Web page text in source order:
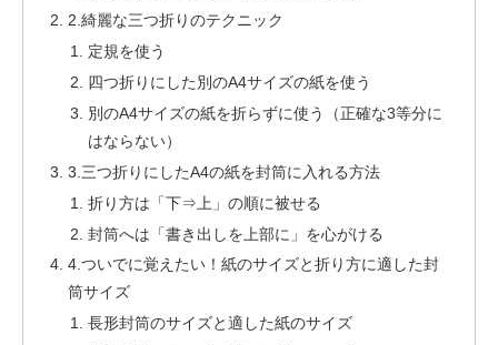
2.綺麗な三つ折りのテクニック
定規を使う
四つ折りにした別のA4サイズの紙を使う
別のA4サイズの紙を折らずに使う（正確な3等分に
はならない）
3.三つ折りにしたA4の紙を封筒に入れる方法
折り方は「下⇒上」の順に被せる
封筒へは「書き出しを上部に」を心がける
4.ついでに覚えたい！紙のサイズと折り方に適した封
筒サイズ
長形封筒のサイズと適した紙のサイズ